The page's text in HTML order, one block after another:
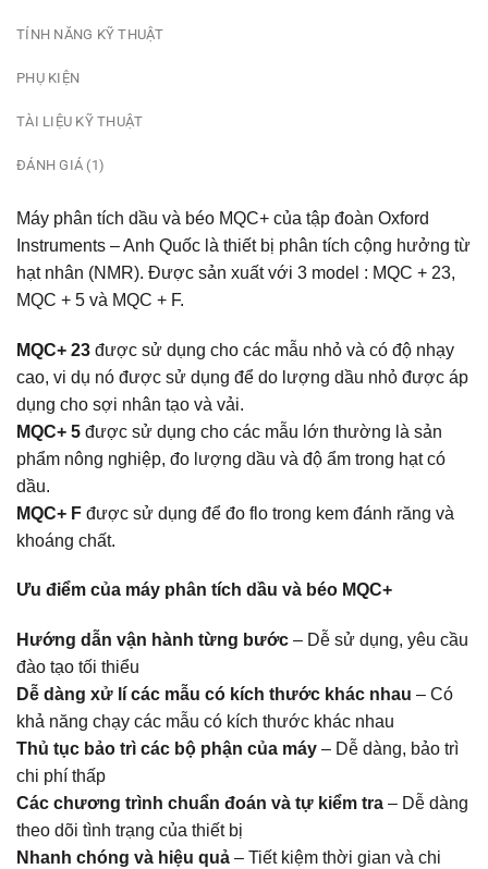
TÍNH NĂNG KỸ THUẬT
PHỤ KIỆN
TÀI LIỆU KỸ THUẬT
ĐÁNH GIÁ (1)
Máy phân tích dầu và béo MQC+ của tập đoàn Oxford
Instruments – Anh Quốc là thiết bị phân tích cộng hưởng từ
hạt nhân (NMR). Được sản xuất với 3 model : MQC + 23,
MQC + 5 và MQC + F.
MQC+ 23 được sử dụng cho các mẫu nhỏ và có độ nhạy
cao, vi dụ nó được sử dụng để do lượng dầu nhỏ được áp
dụng cho sợi nhân tạo và vải.
MQC+ 5 được sử dụng cho các mẫu lớn thường là sản
phẩm nông nghiệp, đo lượng dầu và độ ẩm trong hạt có
dầu.
MQC+ F được sử dụng để đo flo trong kem đánh răng và
khoáng chất.
Ưu điểm của máy phân tích dầu và béo MQC+
Hướng dẫn vận hành từng bước – Dễ sử dụng, yêu cầu
đào tạo tối thiểu
Dễ dàng xử lí các mẫu có kích thước khác nhau – Có
khả năng chạy các mẫu có kích thước khác nhau
Thủ tục bảo trì các bộ phận của máy – Dễ dàng, bảo trì
chi phí thấp
Các chương trình chuẩn đoán và tự kiểm tra – Dễ dàng
theo dõi tình trạng của thiết bị
Nhanh chóng và hiệu quả – Tiết kiệm thời gian và chi